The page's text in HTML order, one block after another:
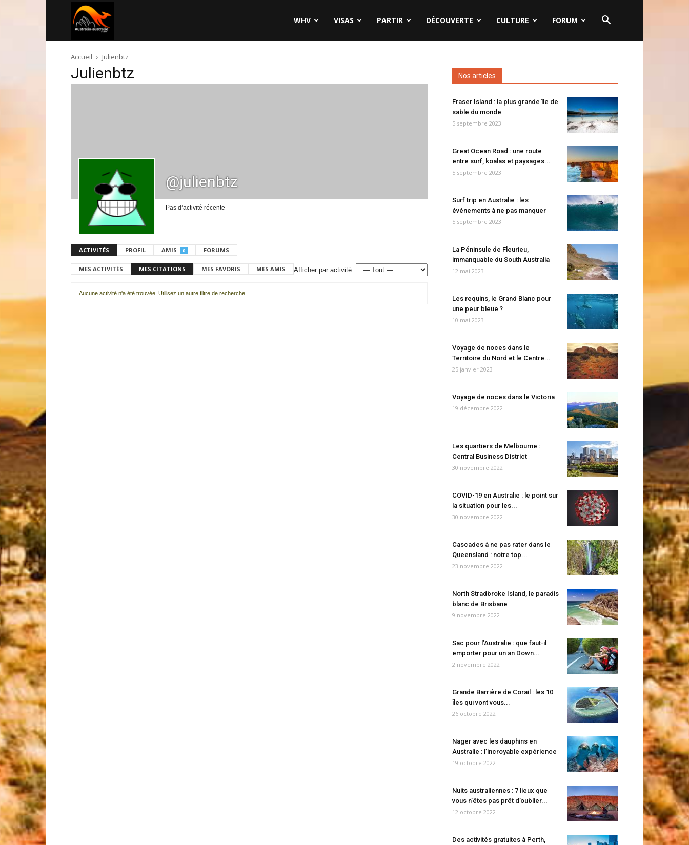
australie.com
WHV VISAS PARTIR DÉCOUVERTE CULTURE FORUM
Accueil Julienbtz
Julienbtz
@julienbtz
Pas d’activité récente
ACTIVITÉS PROFIL AMIS 0 FORUMS
MES ACTIVITÉS MES CITATIONS MES FAVORIS MES AMIS Afficher par activité:
Aucune activité n'a été trouvée. Utilisez un autre filtre de recherche.
Nos articles
Fraser Island : la plus grande île de
sable du monde
5 septembre 2023
Great Ocean Road : une route
entre surf, koalas et paysages...
5 septembre 2023
Surf trip en Australie : les
événements à ne pas manquer
5 septembre 2023
La Péninsule de Fleurieu,
immanquable du South Australia
12 mai 2023
Les requins, le Grand Blanc pour
une peur bleue ?
10 mai 2023
Voyage de noces dans le
Territoire du Nord et le Centre...
25 janvier 2023
Voyage de noces dans le Victoria
19 décembre 2022
Les quartiers de Melbourne :
Central Business District
30 novembre 2022
COVID-19 en Australie : le point sur
la situation pour les...
30 novembre 2022
Cascades à ne pas rater dans le
Queensland : notre top...
23 novembre 2022
North Stradbroke Island, le paradis
blanc de Brisbane
9 novembre 2022
Sac pour l’Australie : que faut-il
emporter pour un an Down...
2 novembre 2022
Grande Barrière de Corail : les 10
îles qui vont vous...
26 octobre 2022
Nager avec les dauphins en
Australie : l’incroyable expérience
19 octobre 2022
Nuits australiennes : 7 lieux que
vous n’êtes pas prêt d’oublier...
12 octobre 2022
Des activités gratuites à Perth,